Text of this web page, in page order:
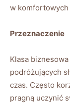
w komfortowych⁣
Przeznaczenie
Klasa
podróżujących
‌czas. ⁣Często
pragną uczynić